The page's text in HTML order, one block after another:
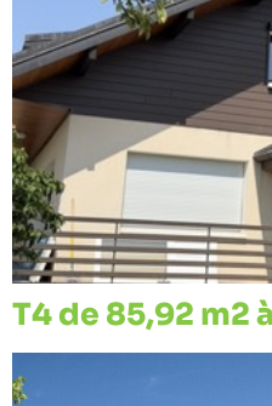
T4 de 85,92 m2